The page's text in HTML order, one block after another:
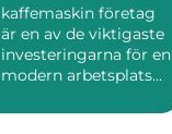
kaffemaskin företag
är en av de viktigaste
investeringarna för en
modern arbetsplats